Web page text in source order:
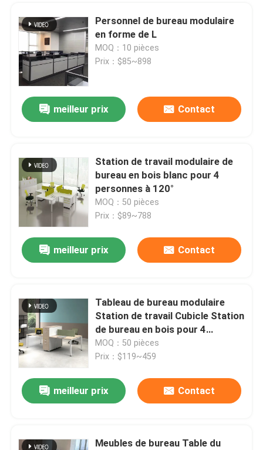
Personnel de bureau modulaire
en forme de L
MOQ：10 pièces
Prix：$85~898
meilleur prix Contact
Station de travail modulaire de
bureau en bois blanc pour 4
personnes à 120°
MOQ：50 pièces
Prix：$89~788
meilleur prix Contact
Tableau de bureau modulaire
Station de travail Cubicle Station
de bureau en bois pour 4
personnes
MOQ：50 pièces
Prix：$119~459
meilleur prix Contact
Meubles de bureau Table du